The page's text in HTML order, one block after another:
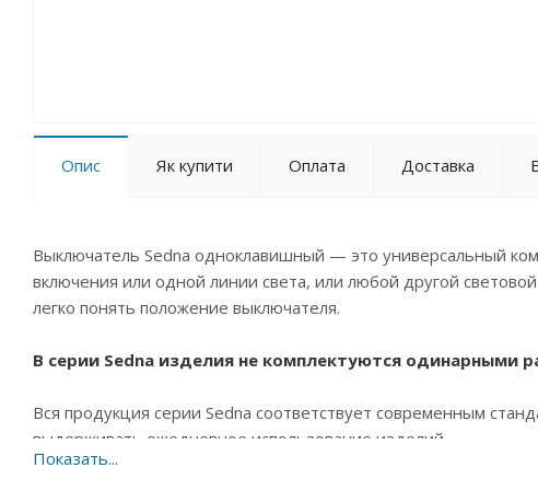
Опис Як купити Оплата Доставка
Выключатель Sedna одноклавишный — это универсальный
включения или одной линии света, или любой другой
легко понять положение выключателя.
В серии Sedna изделия не комплектуются одинарными
Вся продукция серии Sedna соответствует современным
выдерживать ежедневное использование изделий.